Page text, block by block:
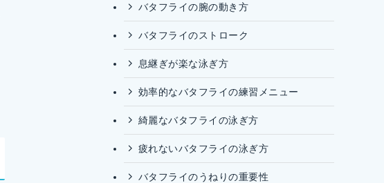
バタフライの腕の動き方
バタフライのストローク
息継ぎが楽な泳ぎ方
効率的なバタフライの練習メニュー
綺麗なバタフライの泳ぎ方
疲れないバタフライの泳ぎ方
バタフライのうねりの重要性